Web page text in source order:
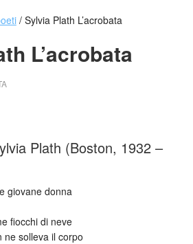
/Sylvia Plath L’acrobata
L’acrobata
Plath (Boston, 1932 –
giovane donna
fiocchi di neve
ne solleva il corpo